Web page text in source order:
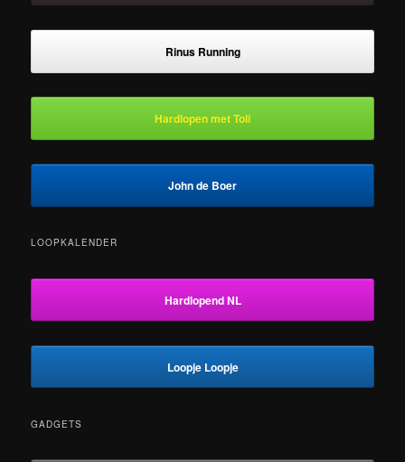
Rinus Running
Hardlopen met Toli
John de Boer
LOOPKALENDER
Hardlopend NL
Loopje Loopje
GADGETS